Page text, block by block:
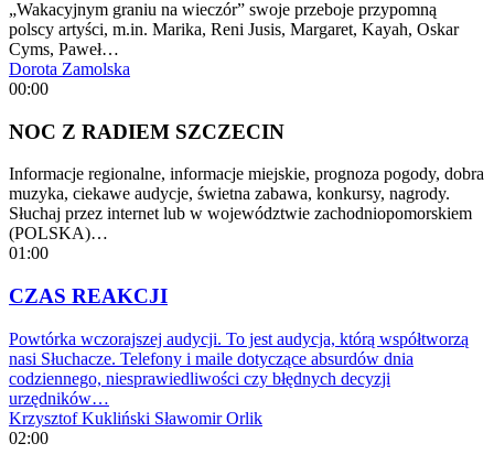
„Wakacyjnym graniu na wieczór” swoje przeboje przypomną
polscy artyści, m.in. Marika, Reni Jusis, Margaret, Kayah, Oskar
Cyms, Paweł…
Dorota Zamolska
00:00
NOC Z RADIEM SZCZECIN
Informacje regionalne, informacje miejskie, prognoza pogody, dobra
muzyka, ciekawe audycje, świetna zabawa, konkursy, nagrody.
Słuchaj przez internet lub w województwie zachodniopomorskiem
(POLSKA)…
01:00
CZAS REAKCJI
Powtórka wczorajszej audycji. To jest audycja, którą współtworzą
nasi Słuchacze. Telefony i maile dotyczące absurdów dnia
codziennego, niesprawiedliwości czy błędnych decyzji
urzędników…
Krzysztof Kukliński Sławomir Orlik
02:00